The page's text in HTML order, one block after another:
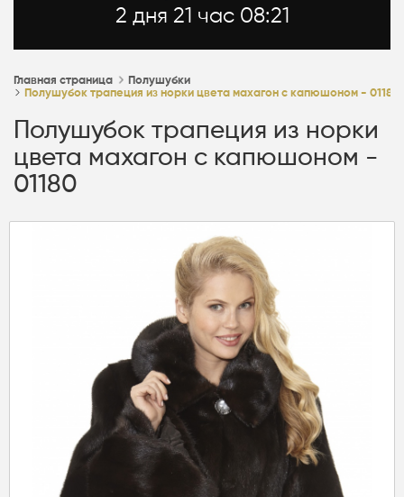
2 дня 21 час 08:20
Главная страница
Полушубки
Полушубок трапеция из норки цвета махагон с капюшоном - 01180
Полушубок трапеция из норки
цвета махагон с капюшоном -
01180